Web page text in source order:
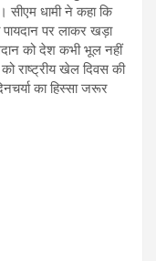
सीएम धामी ने कहा कि
पर लाकर खड़ा
को देश कभी भूल नहीं
राष्ट्रीय खेल दिवस की
का हिस्सा जरूर